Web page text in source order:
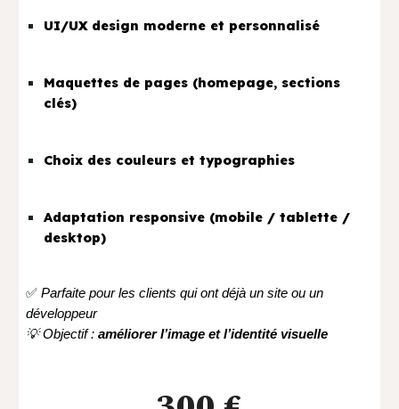
UI/UX design moderne et personnalisé
Maquettes de pages (homepage, sections
clés)
Choix des couleurs et typographies
Adaptation responsive (mobile / tablette /
desktop)
✅ Parfaite pour les clients qui ont déjà un site ou un
développeur
💡 Objectif :améliorer l’image et l’identité visuelle